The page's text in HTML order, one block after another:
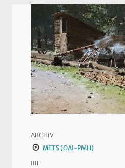
ARCHIV
METS (OAI-PMH)
IIIF